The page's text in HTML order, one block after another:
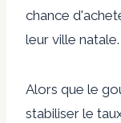
chance
leur ville natale.
Alors que le
stabiliser le